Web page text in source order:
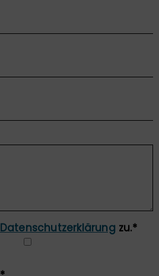
Datenschutzerklärung zu.*